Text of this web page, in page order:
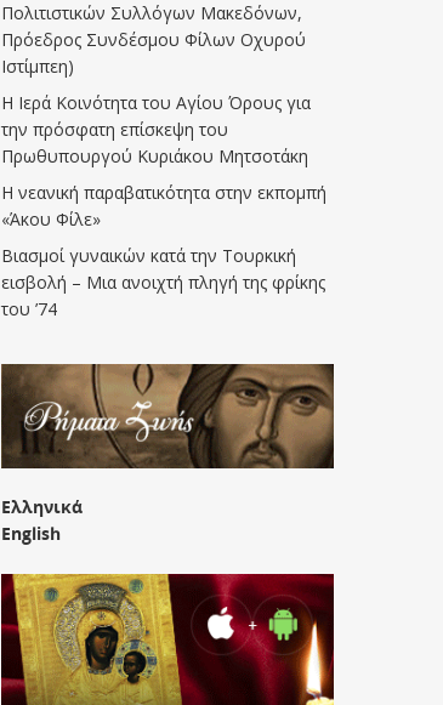
Πολιτιστικών Συλλόγων Μακεδόνων,
Πρόεδρος Συνδέσμου Φίλων Οχυρού
Ιστίμπεη)
Η Ιερά Κοινότητα του Αγίου Όρους για
την πρόσφατη επίσκεψη του
Πρωθυπουργού Κυριάκου Μητσοτάκη
Η νεανική παραβατικότητα στην εκπομπή
«Άκου Φίλε»
Βιασμοί γυναικών κατά την Τουρκική
εισβολή – Μια ανοιχτή πληγή της φρίκης
του ’74
Ελληνικά
English